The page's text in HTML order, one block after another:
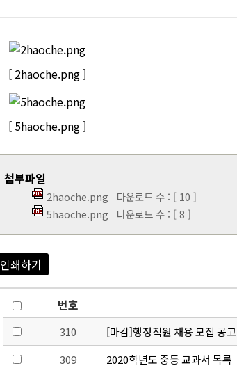
[ 2haoche.png ]
[ 5haoche.png ]
첨부파일
2haoche.png 다운로드 수 : [ 10 ]
5haoche.png 다운로드 수 : [ 8 ]
인쇄하기
번호
310 [마감]행정직원 채용 모집 공고
309
2020학년도 중등 교과서 목록